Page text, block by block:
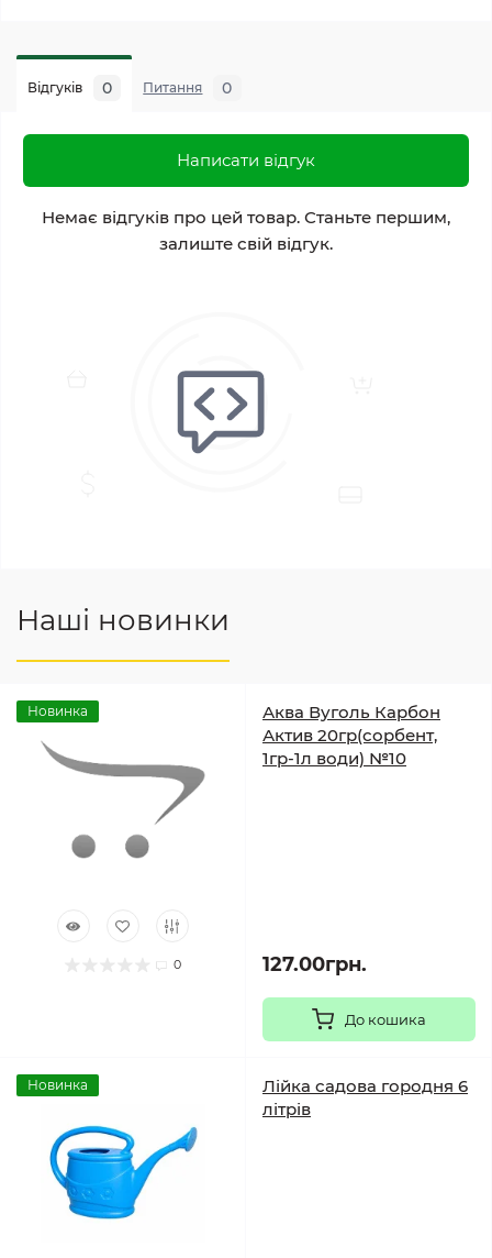
Відгуків 0 Питання 0
Написати відгук
Немає відгуків про цей товар. Станьте першим,
залиште свій відгук.
Наші новинки
Новинка
0
Аква Вуголь Карбон
Актив 20гр(сорбент,
1гр-1л води) №10
127.00грн.
До кошика
Новинка
Лійка садова городня 6
літрів